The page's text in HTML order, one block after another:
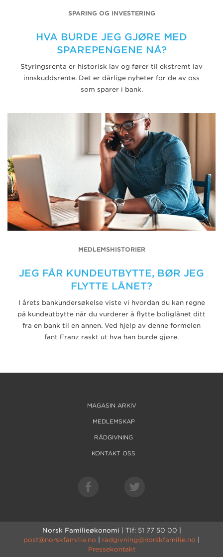
SPARING OG INVESTERING
HVA BURDE JEG GJØRE MED
SPAREPENGENE NÅ?
Styringsrenta er historisk lav og fører til ekstremt lav
innskuddsrente. Det er dårlige nyheter for de av oss
som sparer i bank.
MEDLEMSHISTORIER
JEG FÅR KUNDEUTBYTTE, BØR JEG
FLYTTE LÅNET?
I årets bankundersøkelse viste vi hvordan du kan regne
på kundeutbytte når du vurderer å flytte boliglånet ditt
fra en bank til en annen. Ved hjelp av denne formelen
fant Franz raskt ut hva han burde gjøre.
MAGASIN ARKIV
MEDLEMSKAP
RÅDGIVNING
KONTAKT OSS
Norsk Familieøkonomi | Tlf: 51 77 50 00 |
post@norskfamilie.no
radgivning@norskfamilie.no
Pressekontakt